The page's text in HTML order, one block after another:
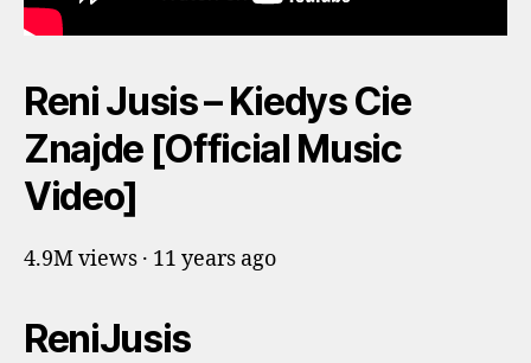
Reni Jusis – Kiedys Cie
Znajde [Official Music
Video]
4.9M views · 11 years ago
ReniJusis